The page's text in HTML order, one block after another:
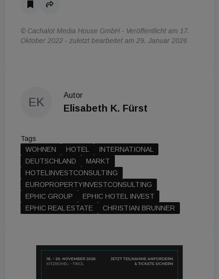
© Cachalot Media House GmbH - Veröffentlicht am 17.
Oktober 2022 - zuletzt bearbeitet am 29. Januar 2026
EK
Autor
Elisabeth K. Fürst
Tags
WOHNEN
HOTEL
INTERNATIONAL
DEUTSCHLAND
MARKT
HOTELINVESTCONSULTING
EUROPROPERTYINVESTCONSULTING
EPHIC GROUP
EPHIC HOTEL INVEST
EPHIC REAL ESTATE
CHRISTIAN BRUNNER